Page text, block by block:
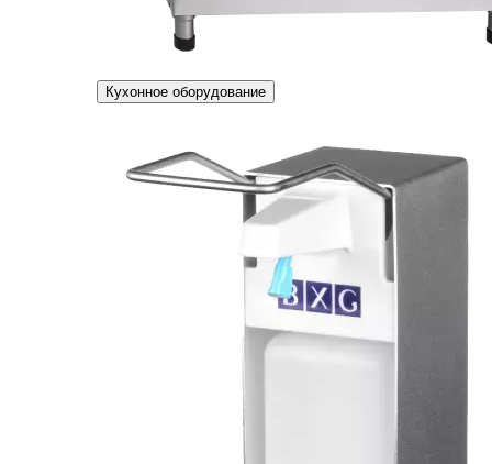
Кухонное оборудование